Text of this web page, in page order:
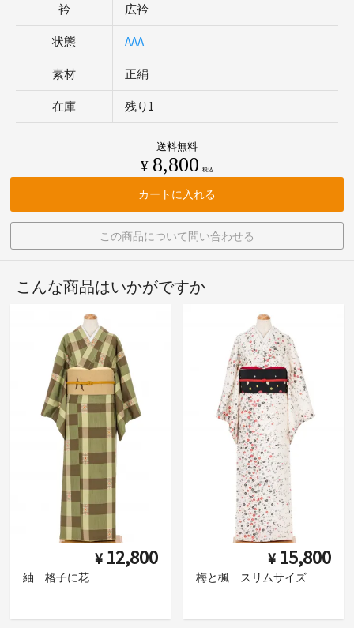
衿 広衿
状態 AAA
素材 正絹
在庫 残り1
送料無料
¥ 8,800 税込
カートに入れる
この商品について問い合わせる
こんな商品はいかがですか
¥ 12,800
紬 格子に花
¥ 15,800
梅と楓 スリムサイズ